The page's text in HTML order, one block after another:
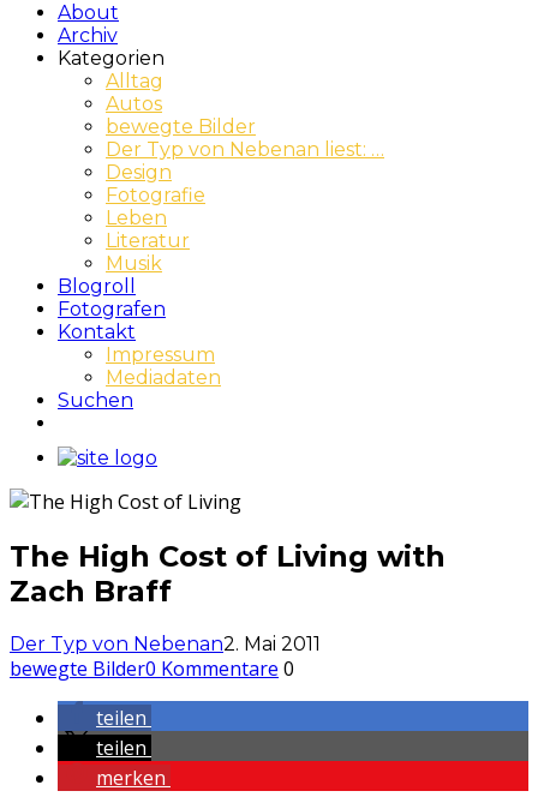
About
Archiv
Kategorien
Alltag
Autos
bewegte Bilder
Der Typ von Nebenan liest: …
Design
Fotografie
Leben
Literatur
Musik
Blogroll
Fotografen
Kontakt
Impressum
Mediadaten
Suchen
The High Cost of Living with
Zach Braff
Der Typ von Nebenan2. Mai 2011
bewegte Bilder0 Kommentare 0
teilen
teilen
merken